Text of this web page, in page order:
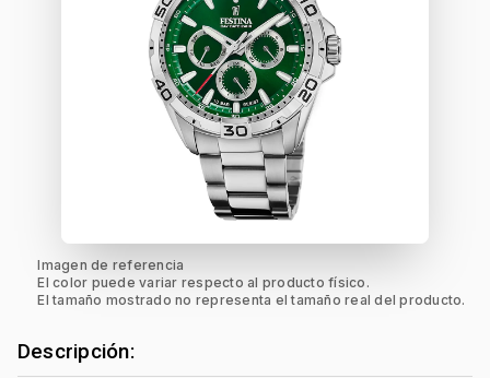
Imagen de referencia
El color puede variar respecto al producto físico.
El tamaño mostrado no representa el tamaño real del producto.
Descripción: